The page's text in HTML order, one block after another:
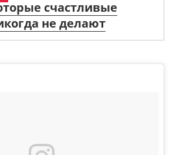
счастливые
не делают